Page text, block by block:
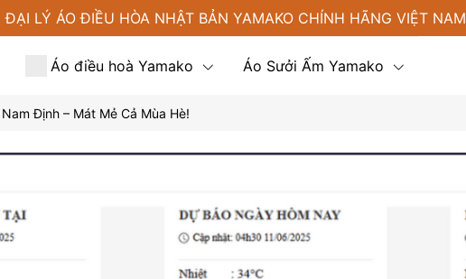
ĐẠI LÝ ÁO ĐIỀU HÒA NHẬT BẢN YAMAKO CHÍNH HÃNG VIỆT NAM
Áo điều hoà Yamako Áo Sưởi Ấm Yamako
Tin tức
Định – Mát Mẻ Cả Mùa Hè!